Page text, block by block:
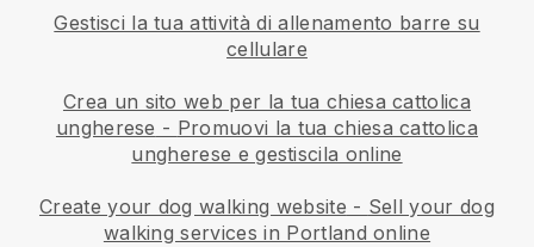
Gestisci la tua attività di allenamento barre su
cellulare
Crea un sito web per la tua chiesa cattolica
ungherese - Promuovi la tua chiesa cattolica
ungherese e gestiscila online
Create your dog walking website - Sell your dog
walking services in Portland online